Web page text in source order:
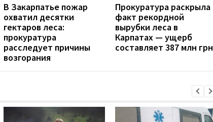
В Закарпатье пожар
охватил десятки
гектаров леса:
прокуратура
расследует причины
возгорания
Прокуратура раскрыла
факт рекордной
вырубки леса в
Карпатах — ущерб
составляет 387 млн грн